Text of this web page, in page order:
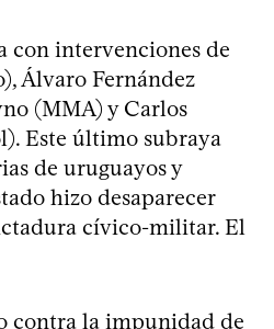
con intervenciones de
Álvaro Fernández
(MMA) y Carlos
Este último subraya
de uruguayos y
hizo desaparecer
cívico-militar. El
contra la impunidad de